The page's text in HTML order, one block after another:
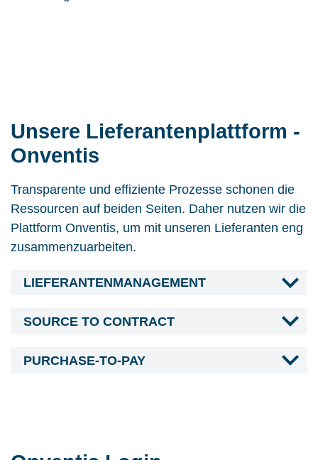
Unsere Lieferantenplattform -
Onventis
Transparente und effiziente Prozesse schonen die
Ressourcen auf beiden Seiten. Daher nutzen wir die
Plattform Onventis, um mit unseren Lieferanten eng
zusammenzuarbeiten.
LIEFERANTENMANAGEMENT
SOURCE TO CONTRACT
PURCHASE-TO-PAY